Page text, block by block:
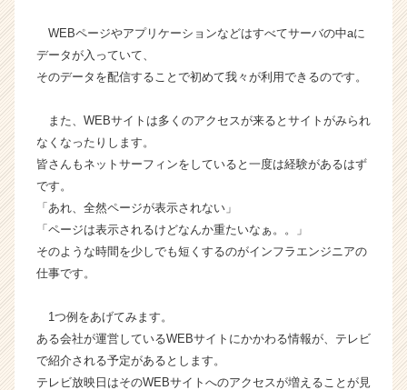
ス
ト
届
就
サ
ト
チ
ャ
リ
ア
WEBページやアプリケーションなどはすべてサーバの中aに
データが入っていて、
そのデータを配信することで初めて我々が利用できるのです。
また、WEBサイトは多くのアクセスが来るとサイトがみられ
なくなったりします。
皆さんもネットサーフィンをしていると一度は経験があるはず
です。
「あれ、全然ページが表示されない」
「ページは表示されるけどなんか重たいなぁ。。」
そのような時間を少しでも短くするのがインフラエンジニアの
仕事です。
1つ例をあげてみます。
ある会社が運営しているWEBサイトにかかわる情報が、テレビ
で紹介される予定があるとします。
テレビ放映日はそのWEBサイトへのアクセスが増えることが見